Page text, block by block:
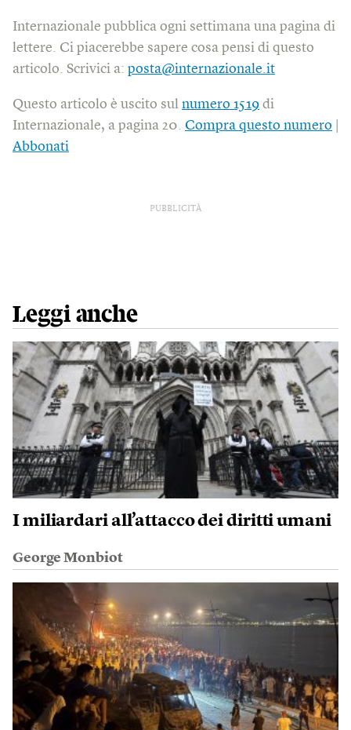
Internazionale pubblica ogni settimana una pagina di
lettere. Ci piacerebbe sapere cosa pensi di questo
articolo. Scrivici a: posta@internazionale.it
Questo articolo è uscito sul numero 1519 di
Internazionale, a pagina 20. Compra questo numero
Abbonati
PUBBLICITÀ
Leggi anche
I miliardari all’attacco dei diritti umani
George Monbiot